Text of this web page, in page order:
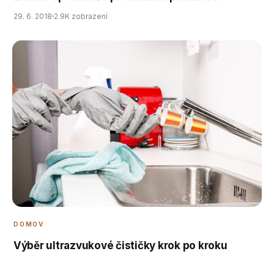
29. 6. 2018 2.9K zobrazení
DOMOV
Výběr ultrazvukové čističky krok po kroku